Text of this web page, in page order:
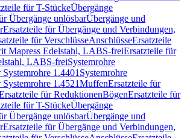
für T-StückeÜbergänge
Übergänge unlösbarÜbergänge und
Ersatzteile für Übergänge und Verbindungen,
für VerschlüsseAnschlüsseErsatzteile
Mapress Edelstahl, LABS-freiErsatzteile für
LABS-freiSystemrohre
1.4401 Systemrohre
1.4521MuffenErsatzteile für
für ReduktionenBögenErsatzteile für
für T-StückeÜbergänge
Übergänge unlösbarÜbergänge und
Ersatzteile für Übergänge und Verbindungen,